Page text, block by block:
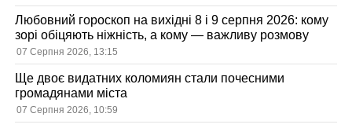
Любовний гороскоп на вихідні 8 і 9 серпня 2026: кому
зорі обіцяють ніжність, а кому — важливу розмову
07 Серпня 2026, 13:15
Ще двоє видатних коломиян стали почесними
громадянами міста
07 Серпня 2026, 10:59